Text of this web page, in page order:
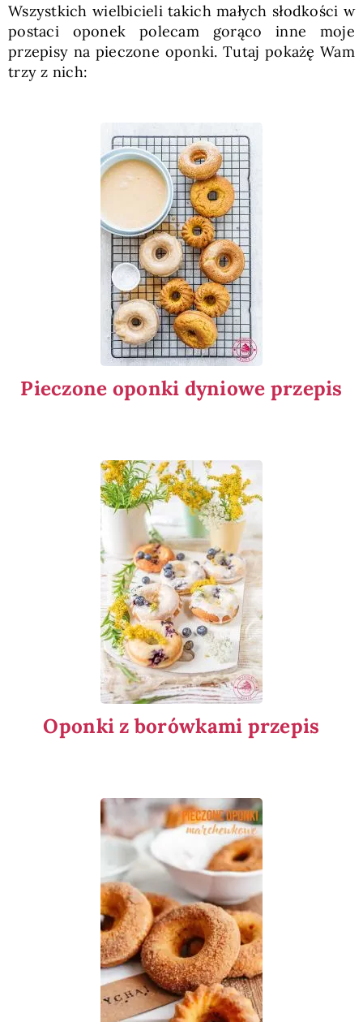
Wszystkich wielbicieli takich małych słodkości w
postaci oponek polecam gorąco inne moje
przepisy na pieczone oponki. Tutaj pokażę Wam
trzy z nich:
Pieczone oponki dyniowe przepis
Oponki z borówkami przepis